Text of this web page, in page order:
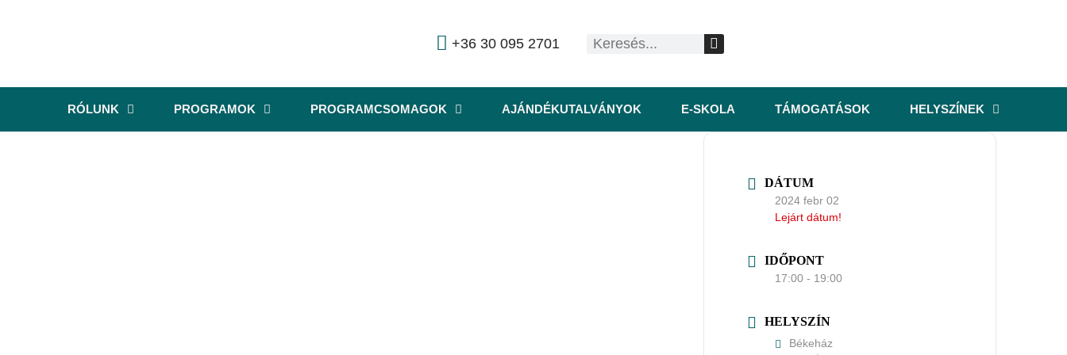
+36 30 095 2701
RÓLUNK PROGRAMOK PROGRAMCSOMAGOK AJÁNDÉKUTALVÁNYOK E-SKOLA TÁMOGATÁSOK HELYSZÍNEK
DÁTUM
2024 febr 02
Lejárt dátum!
IDŐPONT
17:00 - 19:00
HELYSZÍN
Békeház